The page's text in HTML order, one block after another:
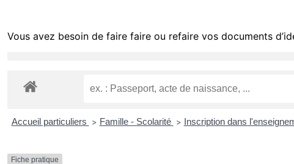
Vous avez besoin de faire faire ou refaire vos documents
Accueil particuliers > Famille - Scolarité > Inscription dans
Fiche pratique